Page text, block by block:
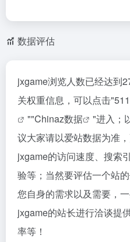
数据评估
jxgame浏览人数已经达到
关权重信息，可以点击"
""Chinaz数据
"进入；
议大家请以爱站数据为准
jxgame的访问速度、搜索
验等；当然要评估一个站
您自身的需求以及需要，
jxgame的站长进行洽谈提
率等！